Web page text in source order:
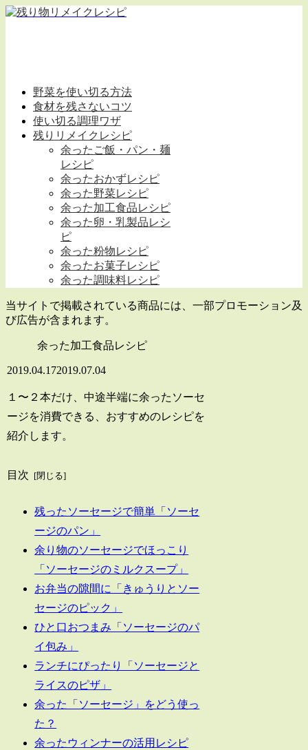
野菜を使い切る方法
食材を残さないコツ
使い切る調理ワザ
残りリメイクレシピ
余ったご飯・パン・麺
レシピ
余ったおかずレシピ
余った野菜レシピ
余った加工食品レシピ
余った卵・乳製品レシ
ピ
余った粉物レシピ
余ったお菓子レシピ
余った調味料レシピ
当サイトで掲載されている商品には、一部プロモーション及
び広告が含まれます。
余った加工食品レシピ
2019.04.172019.07.04
１〜２本だけ、中途半端に余ったソーセ
ージを消費できる、おすすめのレシピを
紹介します。
目次
残ったソーセージで簡単「ソーセ
ージのパン」
余り物のソーセージでほっこり
「ソーセージのミルクスープ」
お弁当の隙間に「きゅうりとソー
セージのピック」
ひと口おつまみ「ソーセージのパ
イ包み」
ランチにぴったり「ソーセージと
ライスのピザ」
余った「ソーセージ」をどう使っ
た？
余ったウィンナーの活用レシピ